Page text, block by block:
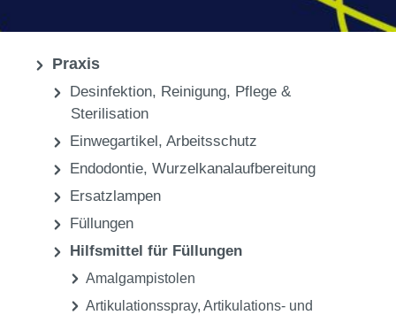
Praxis
Desinfektion, Reinigung, Pflege &
Sterilisation
Einwegartikel, Arbeitsschutz
Endodontie, Wurzelkanalaufbereitung
Ersatzlampen
Füllungen
Hilfsmittel für Füllungen
Amalgampistolen
Artikulationsspray, Artikulations- und